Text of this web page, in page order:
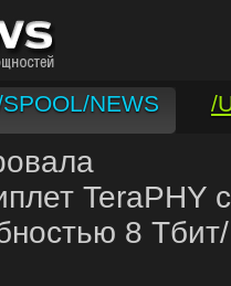
NEWS
/
TeraPHY с
8 Тбит/